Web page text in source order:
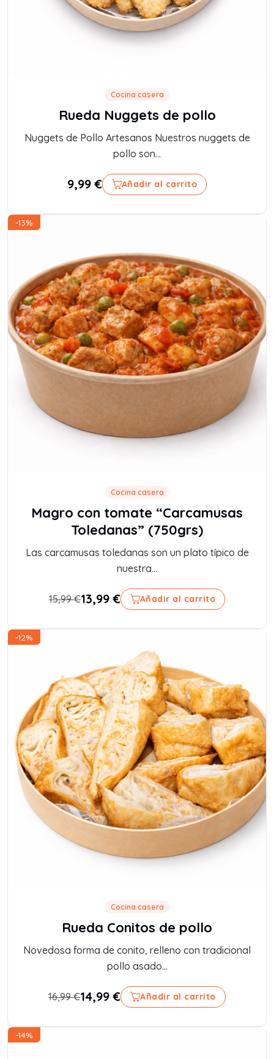
Rueda Nuggets de pollo
Nuggets de Pollo Artesanos Nuestros nuggets de
pollo son...
9,99 € Añadir al carrito
-13%
Magro con tomate “Carcamusas
Toledanas” (750grs)
Las carcamusas toledanas son un plato típico de
15,99 13,99 € Añadir al carrito
-12%
Rueda Conitos de pollo
Novedosa forma de conito, relleno con tradicional
pollo asado...
16,99 14,99 € Añadir al carrito
-14%